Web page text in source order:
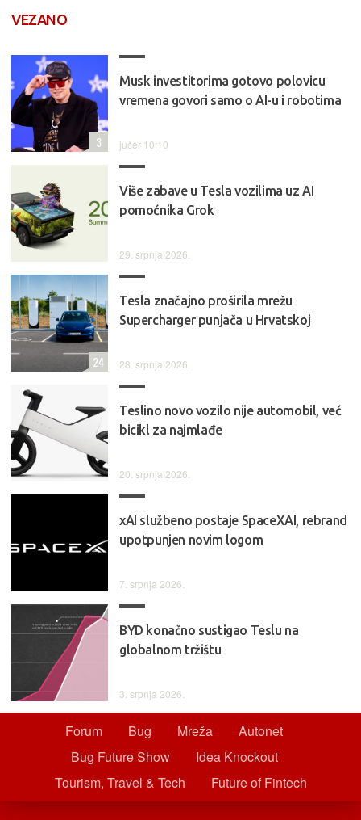
VEZANO
Musk investitorima gotovo polovicu
vremena govori samo o AI-u i robotima
jučer 10:10
3
Više zabave u Tesla vozilima uz AI
pomoćnika Grok
29. srpnja 2026.
Tesla značajno proširila mrežu
Supercharger punjača u Hrvatskoj
28. srpnja 2026.
24
Teslino novo vozilo nije automobil, već
bicikl za najmlađe
20. srpnja 2026.
xAI službeno postaje SpaceXAI, rebrand
upotpunjen novim logom
7. srpnja 2026.
BYD konačno sustigao Teslu na
globalnom tržištu
3. srpnja 2026.
Forum Bug Mreža
Autonet
Bug Future Show
Idea Knockout
Tourism, Travel & Tech
Future of Fintech